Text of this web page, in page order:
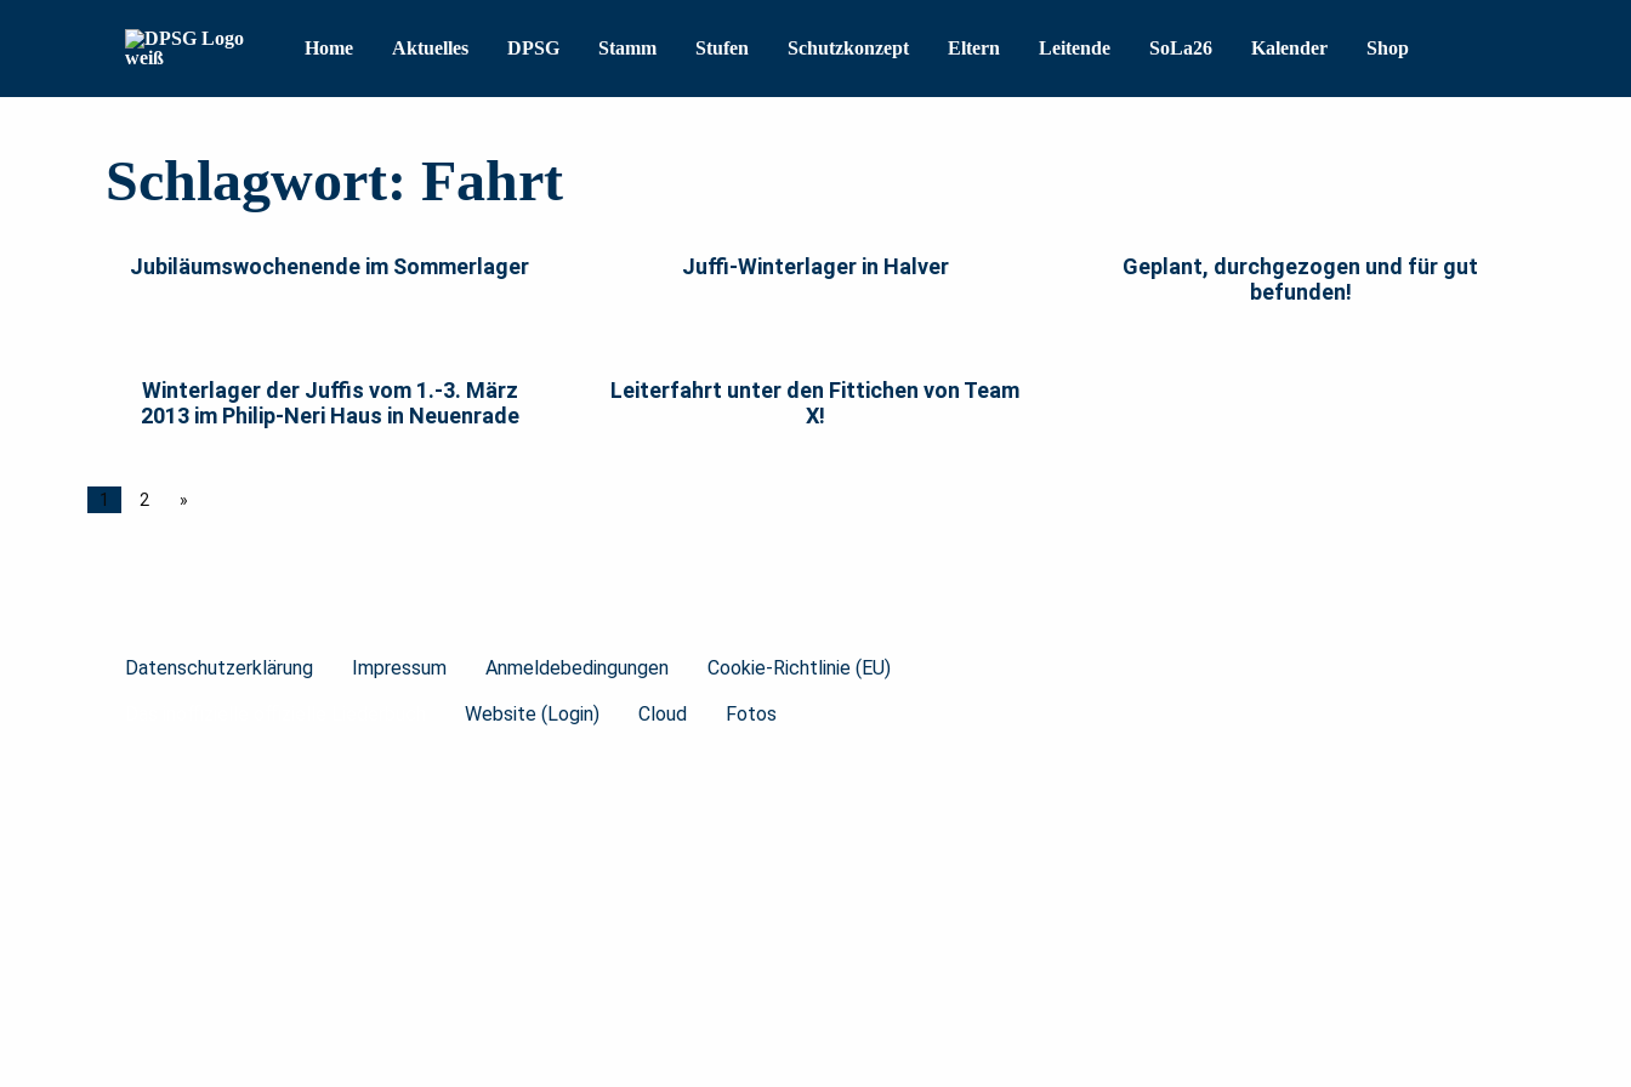
Home Aktuelles DPSG Stamm Stufen Schutzkonzept Eltern Leitende SoLa26 Kalender Shop
Schlagwort: Fahrt
Jubiläumswochenende im Sommerlager Juffi-Winterlager in Halver
Geplant, durchgezogen und für gut
befunden!
Winterlager der Juffis vom 1.-3. März
2013 im Philip-Neri Haus in Neuenrade
Leiterfahrt unter den Fittichen von Team
X!
1 2 »
Datenschutzerklärung Impressum Anmeldebedingungen Cookie-Richtlinie (EU)
Website (Login) Cloud Fotos